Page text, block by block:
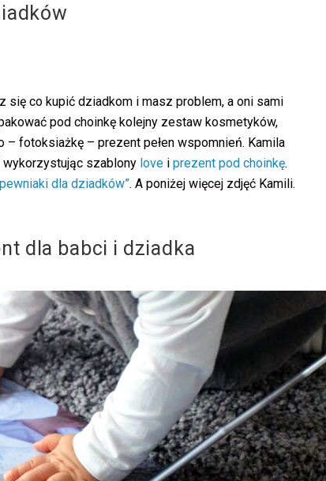
co kupić dziadkom i masz problem, a oni sami
pod choinkę kolejny zestaw kosmetyków,
fotoksiażkę – prezent pełen wspomnień. Kamila
szablony love i prezent pod choinkę.
dla dziadków”. A poniżej więcej zdjęć Kamili.
dla babci i dziadka